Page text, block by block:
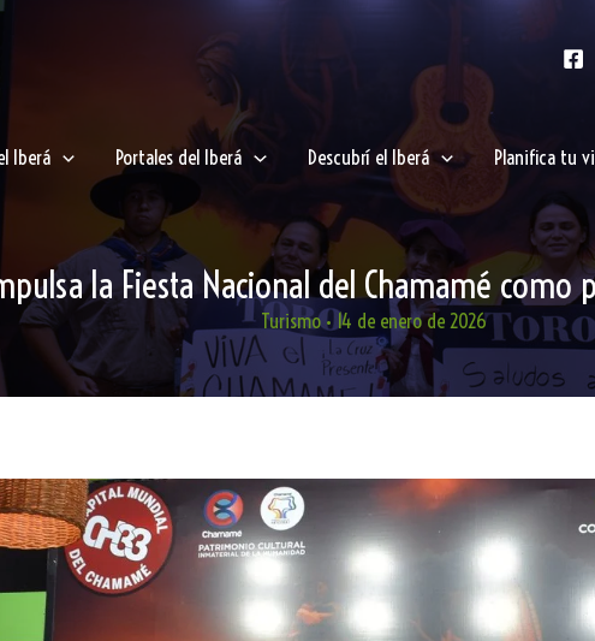
Iberá Portales del Iberá Descubrí el Iberá Planifica tu
la Fiesta Nacional del Chamamé
Turismo • 14 de enero de 2026